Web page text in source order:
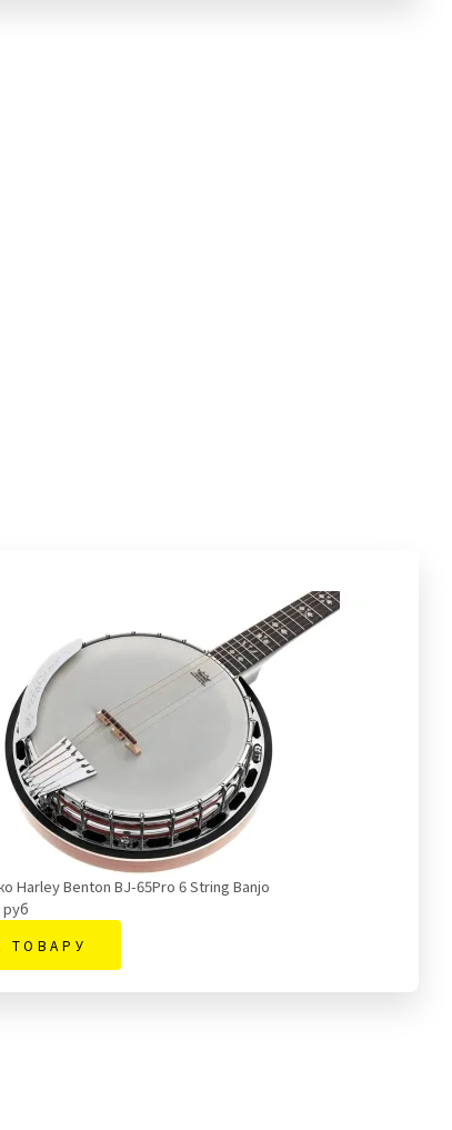
Harley Benton BJ-65Pro 6 String Banjo
руб
ТОВАРУ